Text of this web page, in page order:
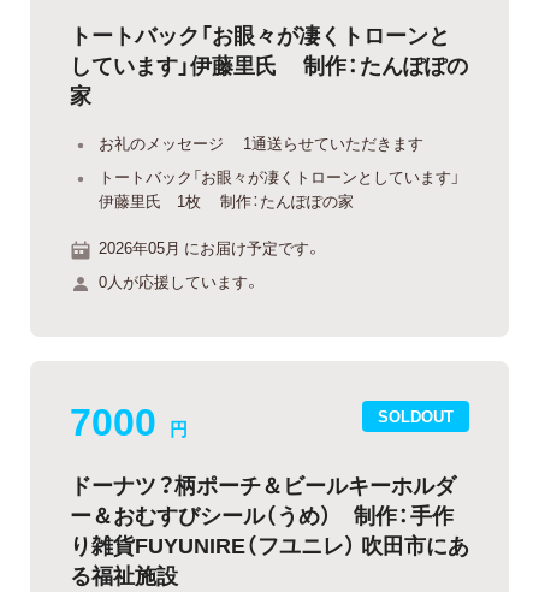
トートバック「お眼々が凄くトローンと
しています」伊藤里氏 制作：たんぽぽの
家
お礼のメッセージ 1通送らせていただきます
トートバック「お眼々が凄くトローンとしています」
伊藤里氏 1枚 制作：たんぽぽの家
2026年05月 にお届け予定です。
0人が応援しています。
SOLDOUT
7000 円
ドーナツ？柄ポーチ＆ビールキーホルダ
ー＆おむすびシール（うめ） 制作：手作
り雑貨FUYUNIRE（フユニレ） 吹田市にあ
る福祉施設